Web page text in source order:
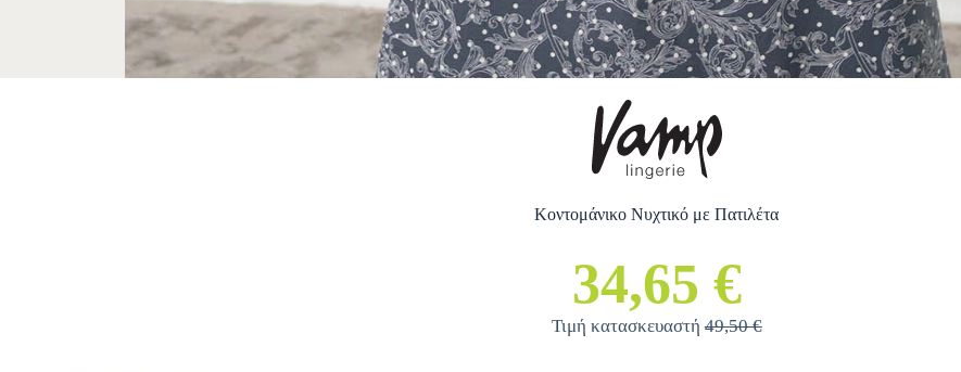
Κοντομάνικο Νυχτικό με Πατιλέτα
34,65 €
Τιμή κατασκευαστή49,50 €